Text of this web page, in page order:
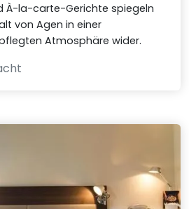
À-la-carte-Gerichte spiegeln
von Agen in einer
Atmosphäre wider.